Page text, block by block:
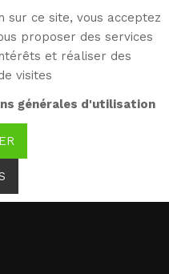
sur ce site, vous acceptez
proposer des services
et réaliser des
visites
générales d'utilisation
de
un
de